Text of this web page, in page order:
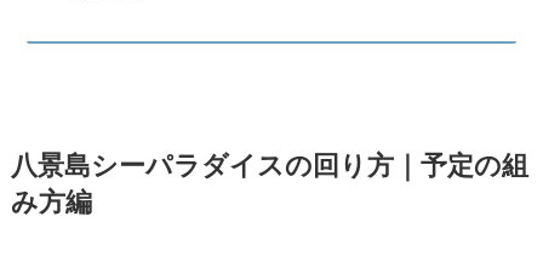
八景島シーパラダイスの回り方｜予定の組
み方編